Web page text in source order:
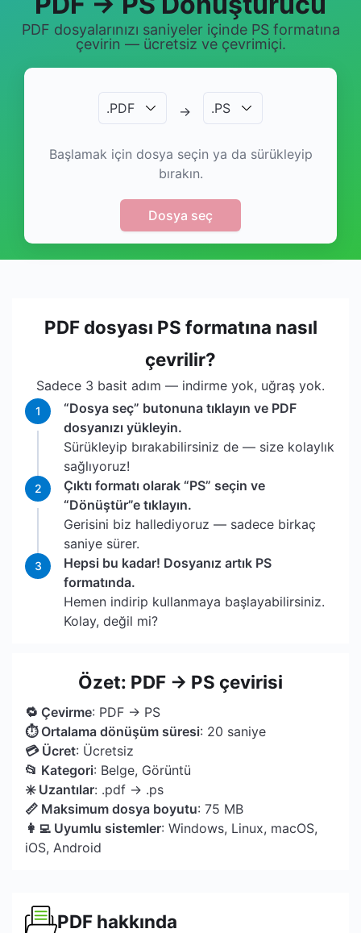
PDF dosyalarınızı saniyeler içinde PS formatına
çevirin — ücretsiz ve çevrimiçi.
.PDF → .PS
Başlamak için dosya seçin ya da sürükleyip
bırakın.
Dosya seç
PDF dosyası PS formatına nasıl
çevrilir?
Sadece 3 basit adım — indirme yok, uğraş yok.
1
“Dosya seç” butonuna tıklayın ve PDF
dosyanızı yükleyin.
Sürükleyip bırakabilirsiniz de — size kolaylık
sağlıyoruz!
2
Çıktı formatı olarak “PS” seçin ve
“Dönüştür”e tıklayın.
Gerisini biz hallediyoruz — sadece birkaç
saniye sürer.
3
Hepsi bu kadar! Dosyanız artık PS
formatında.
Hemen indirip kullanmaya başlayabilirsiniz.
Kolay, değil mi?
Özet: PDF → PS çevirisi
🔁 Çevirme: PDF → PS
⏱ Ortalama dönüşüm süresi: 20 saniye
💳 Ücret: Ücretsiz
📂 Kategori: Belge, Görüntü
✳️ Uzantılar: .pdf → .ps
📏 Maksimum dosya boyutu: 75 MB
👩‍💻 Uyumlu sistemler: Windows, Linux, macOS,
iOS, Android
PDF hakkında